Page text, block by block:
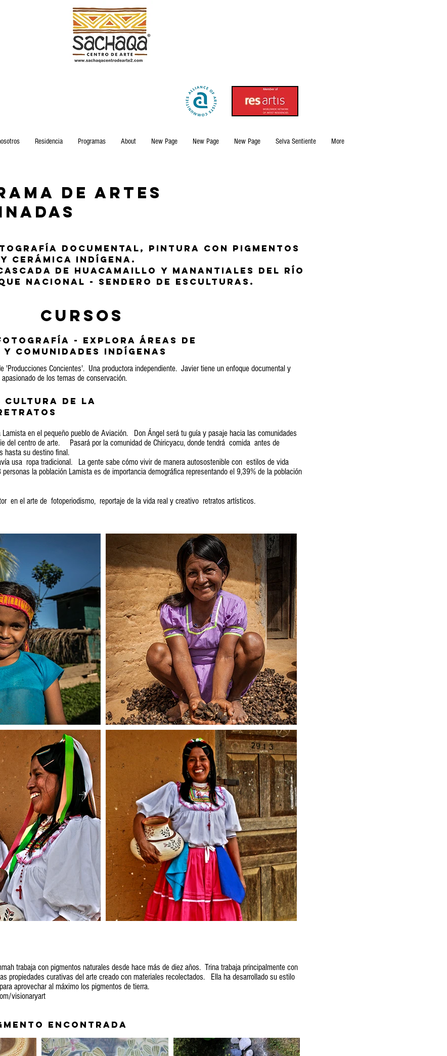
Residencia Programas About New Page New Page New Page Selva Sentiente More
de Artes
documental, pintura con pigmentos
cerámica indígena.
de Huacamaillo y manantiales del río
nacional - sendero de esculturas.
Cursos
- explora áreas de
comunidades indígenas
'Producciones Concientes'. Una productora independiente. Javier tiene un enfoque documental y
de los temas de conservación.
cultura de la
en el pequeño pueblo de Aviación. Don Ángel será tu guía y pasaje hacia las comunidades
centro de arte. Pasará por la comunidad de Chiricyacu, donde tendrá comida antes de
hasta su destino final.
usa ropa tradicional. La gente sabe cómo vivir de manera autosostenible con estilos de vida
la población Lamista es de importancia demográfica representando el 9,39% de la población
en el arte de fotoperiodismo, reportaje de la vida real y creativo retratos artísticos.
trabaja con pigmentos naturales desde hace más de diez años. Trina trabaja principalmente con
propiedades curativas del arte creado con materiales recolectados. Ella ha desarrollado su estilo
aprovechar al máximo los pigmentos de tierra.
visionaryart
encontrada